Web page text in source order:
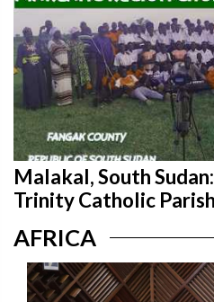
Malakal, South
Trinity Catholic
AFRICA